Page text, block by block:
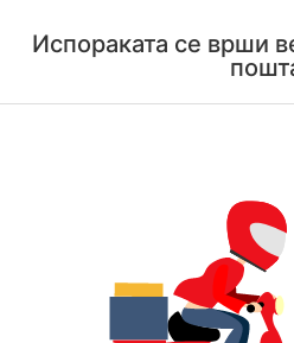
Испораката се врши